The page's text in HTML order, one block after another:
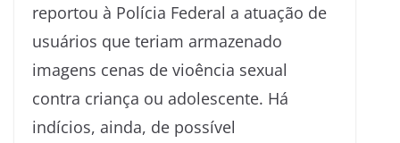
reportou à Polícia Federal a atuação de
usuários que teriam armazenado
imagens cenas de vioência sexual
contra criança ou adolescente. Há
indícios, ainda, de possível